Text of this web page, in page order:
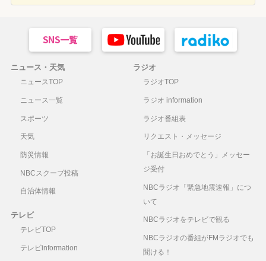
ニュース・天気
ニュースTOP
ニュース一覧
スポーツ
天気
防災情報
NBCスクープ投稿
自治体情報
テレビ
テレビTOP
テレビinformation
ラジオ
ラジオTOP
ラジオ information
ラジオ番組表
リクエスト・メッセージ
「お誕生日おめでとう」メッセー
ジ受付
NBCラジオ「緊急地震速報」につ
いて
NBCラジオをテレビで観る
NBCラジオの番組がFMラジオでも
聞ける！